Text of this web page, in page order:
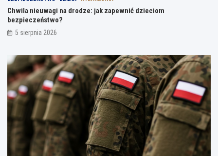
Chwila nieuwagi na drodze: jak zapewnić dzieciom
bezpieczeństwo?
5 sierpnia 2026